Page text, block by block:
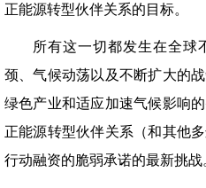
正能源转型伙伴关系的目标。
所有这一切都发生在全球
颈、气候动荡以及不断扩大的
绿色产业和适应加速气候影响
正能源转型伙伴关系（和其他
行动融资的脆弱承诺的最新挑战